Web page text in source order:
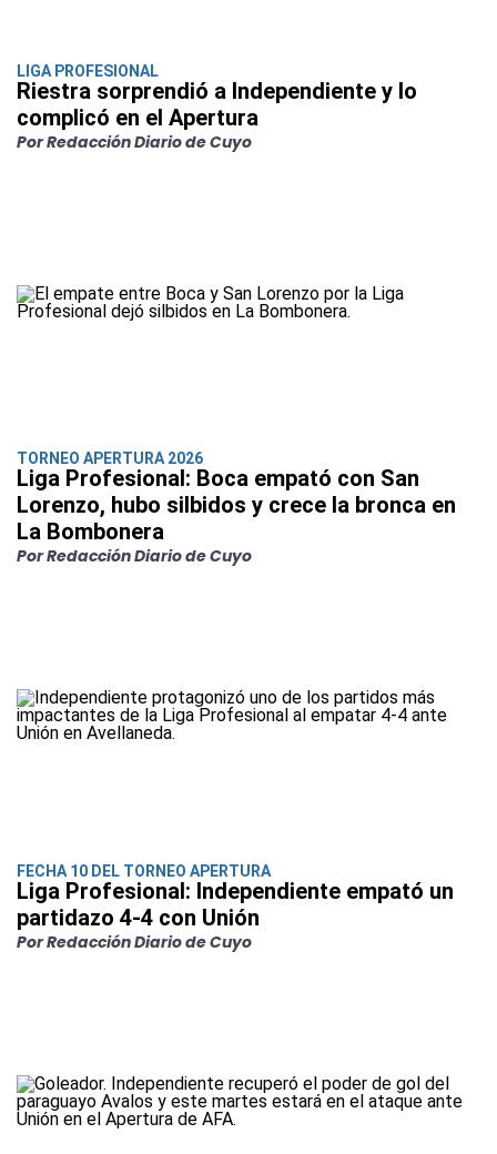
LIGA PROFESIONAL
Riestra sorprendió a Independiente y lo
complicó en el Apertura
Por Redacción Diario de Cuyo
TORNEO APERTURA 2026
Liga Profesional: Boca empató con San
Lorenzo, hubo silbidos y crece la bronca en
La Bombonera
Por Redacción Diario de Cuyo
FECHA 10 DEL TORNEO APERTURA
Liga Profesional: Independiente empató un
partidazo 4-4 con Unión
Por Redacción Diario de Cuyo